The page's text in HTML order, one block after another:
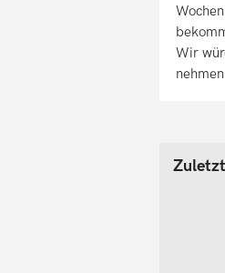
Wir